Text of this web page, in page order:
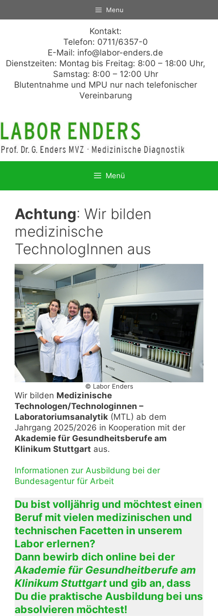
Menu
Kontakt:
Telefon: 0711/6357-0
E-Mail: info@labor-enders.de
Dienstzeiten: Montag bis Freitag: 8:00 – 18:00 Uhr,
Samstag: 8:00 – 12:00 Uhr
Blutentnahme und MPU nur nach telefonischer
Vereinbarung
Menü
Achtung: Wir bilden
medizinische
TechnologInnen aus
© Labor Enders
Wir bilden Medizinische
Technologen/Technologinnen –
Laboratoriumsanalytik (MTL) ab dem
Jahrgang 2025/2026 in Kooperation mit der
Akademie für Gesundheitsberufe am
Klinikum Stuttgart aus.
Informationen zur Ausbildung bei der
Bundesagentur für Arbeit
Du bist volljährig und möchtest einen
Beruf mit vielen medizinischen und
technischen Facetten in unserem
Labor erlernen?
Dann bewirb dich online bei der
Akademie für Gesundheitberufe am
Klinikum Stuttgartund gib an, dass
Du die praktische Ausbildung bei uns
absolvieren möchtest!